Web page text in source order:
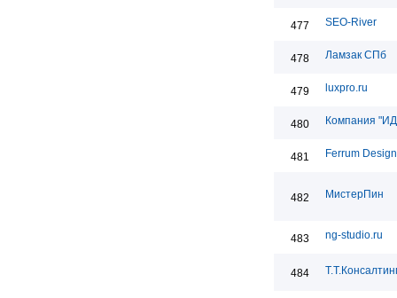
477 SEO-River
478 Ламзак СПб
479 luxpro.ru
480 Компания
481 Ferrum Design
482 МистерПин
483 ng-studio.ru
484